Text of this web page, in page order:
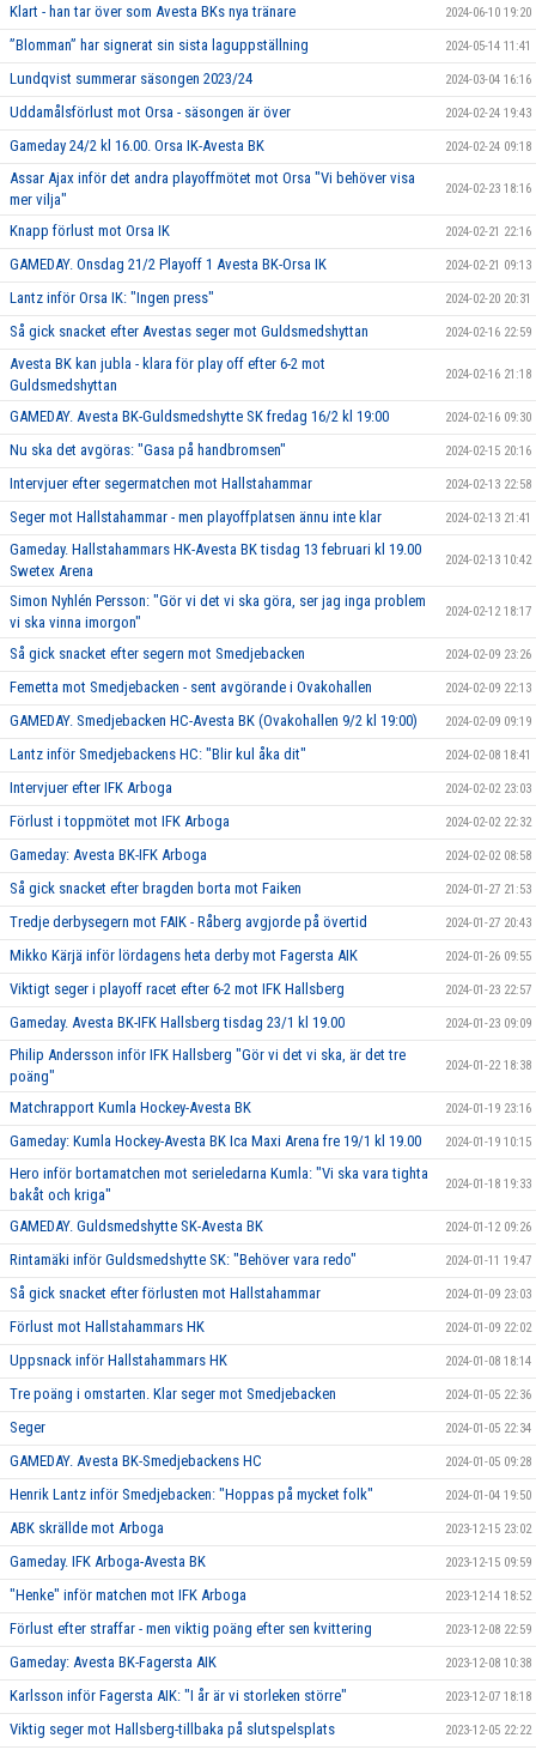
Klart - han tar över som Avesta BKs nya tränare 2024-06-10 19:20
”Blomman” har signerat sin sista laguppställning 2024-05-14 11:41
Lundqvist summerar säsongen 2023/24 2024-03-04 16:16
Uddamålsförlust mot Orsa - säsongen är över 2024-02-24 19:43
Gameday 24/2 kl 16.00. Orsa IK-Avesta BK 2024-02-24 09:18
Assar Ajax inför det andra playoffmötet mot Orsa "Vi behöver visa
mer vilja"
2024-02-23 18:16
Knapp förlust mot Orsa IK 2024-02-21 22:16
GAMEDAY. Onsdag 21/2 Playoff 1 Avesta BK-Orsa IK 2024-02-21 09:13
Lantz inför Orsa IK: "Ingen press" 2024-02-20 20:31
Så gick snacket efter Avestas seger mot Guldsmedshyttan 2024-02-16 22:59
Avesta BK kan jubla - klara för play off efter 6-2 mot
Guldsmedshyttan
2024-02-16 21:18
GAMEDAY. Avesta BK-Guldsmedshytte SK fredag 16/2 kl 19:00 2024-02-16 09:30
Nu ska det avgöras: "Gasa på handbromsen" 2024-02-15 20:16
Intervjuer efter segermatchen mot Hallstahammar 2024-02-13 22:58
Seger mot Hallstahammar - men playoffplatsen ännu inte klar 2024-02-13 21:41
Gameday. Hallstahammars HK-Avesta BK tisdag 13 februari kl 19.00
Swetex Arena
2024-02-13 10:42
Simon Nyhlén Persson: "Gör vi det vi ska göra, ser jag inga problem
vi ska vinna imorgon"
2024-02-12 18:17
Så gick snacket efter segern mot Smedjebacken 2024-02-09 23:26
Femetta mot Smedjebacken - sent avgörande i Ovakohallen 2024-02-09 22:13
GAMEDAY. Smedjebacken HC-Avesta BK (Ovakohallen 9/2 kl 19:00) 2024-02-09 09:19
Lantz inför Smedjebackens HC: "Blir kul åka dit" 2024-02-08 18:41
Intervjuer efter IFK Arboga 2024-02-02 23:03
Förlust i toppmötet mot IFK Arboga 2024-02-02 22:32
Gameday: Avesta BK-IFK Arboga 2024-02-02 08:58
Så gick snacket efter bragden borta mot Faiken 2024-01-27 21:53
Tredje derbysegern mot FAIK - Råberg avgjorde på övertid 2024-01-27 20:43
Mikko Kärjä inför lördagens heta derby mot Fagersta AIK 2024-01-26 09:55
Viktigt seger i playoff racet efter 6-2 mot IFK Hallsberg 2024-01-23 22:57
Gameday. Avesta BK-IFK Hallsberg tisdag 23/1 kl 19.00 2024-01-23 09:09
Philip Andersson inför IFK Hallsberg "Gör vi det vi ska, är det tre
poäng"
2024-01-22 18:38
Matchrapport Kumla Hockey-Avesta BK 2024-01-19 23:16
Gameday: Kumla Hockey-Avesta BK Ica Maxi Arena fre 19/1 kl 19.00 2024-01-19 10:15
Hero inför bortamatchen mot serieledarna Kumla: "Vi ska vara tighta
bakåt och kriga"
2024-01-18 19:33
GAMEDAY. Guldsmedshytte SK-Avesta BK 2024-01-12 09:26
Rintamäki inför Guldsmedshytte SK: "Behöver vara redo" 2024-01-11 19:47
Så gick snacket efter förlusten mot Hallstahammar 2024-01-09 23:03
Förlust mot Hallstahammars HK 2024-01-09 22:02
Uppsnack inför Hallstahammars HK 2024-01-08 18:14
Tre poäng i omstarten. Klar seger mot Smedjebacken 2024-01-05 22:36
Seger 2024-01-05 22:34
GAMEDAY. Avesta BK-Smedjebackens HC 2024-01-05 09:28
Henrik Lantz inför Smedjebacken: "Hoppas på mycket folk" 2024-01-04 19:50
ABK skrällde mot Arboga 2023-12-15 23:02
Gameday. IFK Arboga-Avesta BK 2023-12-15 09:59
"Henke" inför matchen mot IFK Arboga 2023-12-14 18:52
Förlust efter straffar - men viktig poäng efter sen kvittering 2023-12-08 22:59
Gameday: Avesta BK-Fagersta AIK 2023-12-08 10:38
Karlsson inför Fagersta AIK: "I år är vi storleken större" 2023-12-07 18:18
Viktig seger mot Hallsberg-tillbaka på slutspelsplats 2023-12-05 22:22